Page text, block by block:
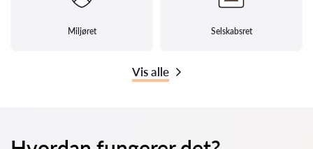
Miljøret Selskabsret
Vis alle